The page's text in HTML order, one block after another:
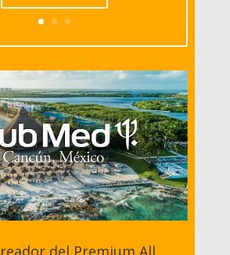
del Premium All